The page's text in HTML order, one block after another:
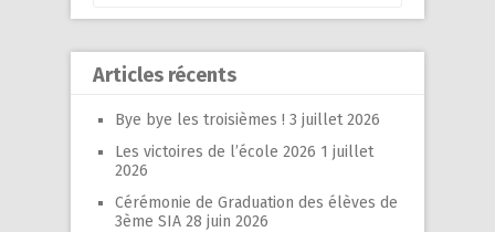
Articles récents
Bye bye les troisièmes ! 3 juillet 2026
Les victoires de l’école 2026 1 juillet
2026
Cérémonie de Graduation des élèves de
3ème SIA 28 juin 2026